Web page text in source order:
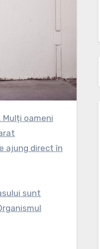
ajung direct în
sunt